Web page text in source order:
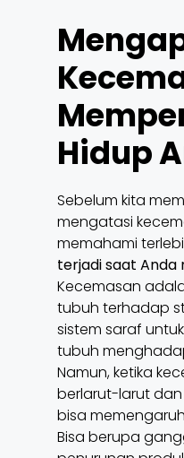
Hidup
Sebelum kita
mengatasi
memahami
terjadi saat Anda
Kecemasan
tubuh terhadap
sistem saraf
tubuh
Namun, ketika
berlarut-larut dan
bisa
Bisa berupa